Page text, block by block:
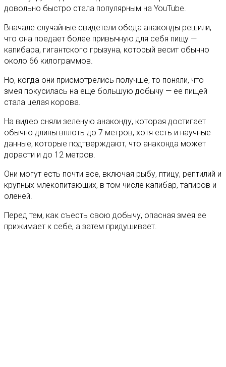
довольно быстро стала популярным на YouTube.
Вначале случайные свидетели обеда анаконды решили,
что она поедает более привычную для себя пищу —
капибара, гигантского грызуна, который весит обычно
около 66 килограммов.
Но, когда они присмотрелись получше, то поняли, что
змея покусилась на еще большую добычу — ее пищей
стала целая корова.
На видео сняли зеленую анаконду, которая достигает
обычно длины вплоть до 7 метров, хотя есть и научные
данные, которые подтверждают, что анаконда может
дорасти и до 12 метров.
Они могут есть почти все, включая рыбу, птицу, рептилий и
крупных млекопитающих, в том числе капибар, тапиров и
оленей.
Перед тем, как съесть свою добычу, опасная змея ее
прижимает к себе, а затем придушивает.